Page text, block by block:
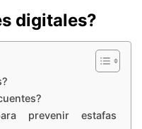
digitales?
prevenir estafas